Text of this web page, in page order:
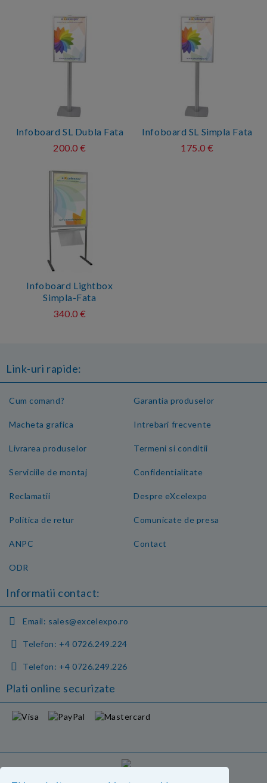
Infoboard SL Dubla Fata
200.0 €
Infoboard SL Simpla Fata
175.0 €
Infoboard Lightbox
Simpla-Fata
340.0 €
Link-uri rapide:
Cum comand?
Macheta grafica
Livrarea produselor
Serviciile de montaj
Garantia produselor
Intrebari frecvente
Termeni si conditii
Confidentialitate
Reclamatii
Politica de retur
ANPC
ODR
Despre eXcelexpo
Comunicate de presa
Contact
Informatii contact:
Email: sales@excelexpo.ro
Telefon: +4 0726.249.224
Telefon: +4 0726.249.226
Plati online securizate